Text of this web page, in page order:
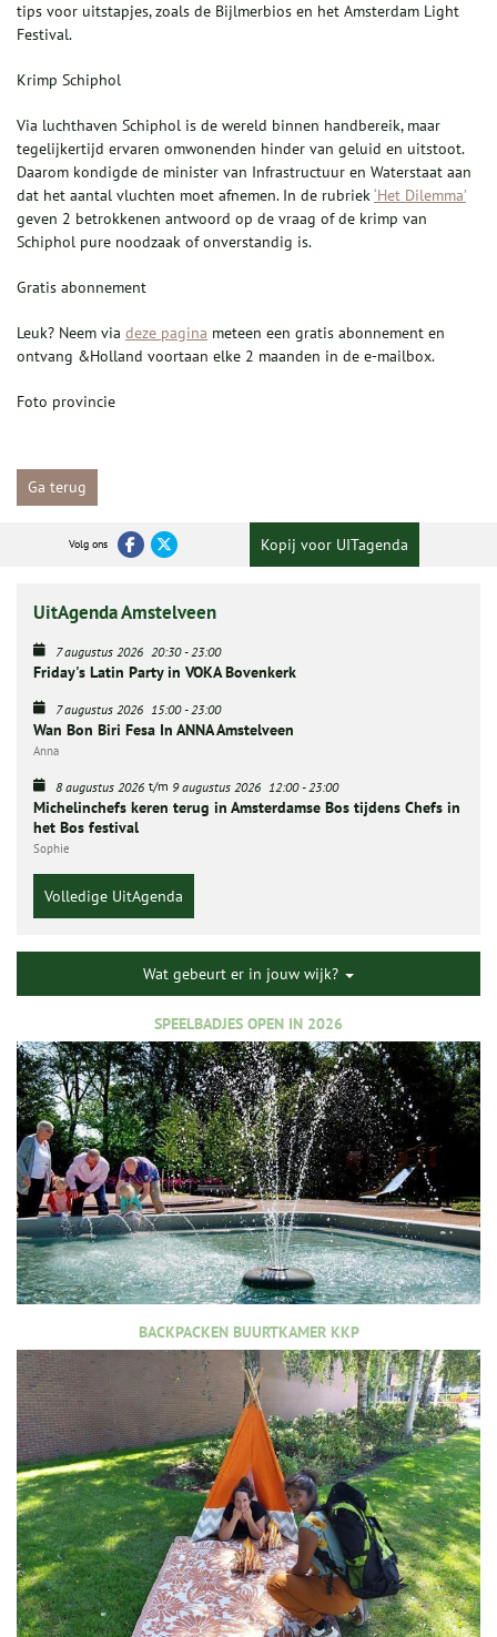
tips voor uitstapjes, zoals de Bijlmerbios en het Amsterdam Light
Festival.
Krimp Schiphol
Via luchthaven Schiphol is de wereld binnen handbereik, maar
tegelijkertijd ervaren omwonenden hinder van geluid en uitstoot.
Daarom kondigde de minister van Infrastructuur en Waterstaat aan
dat het aantal vluchten moet afnemen. In de rubriek‘Het Dilemma’
geven 2 betrokkenen antwoord op de vraag of de krimp van
Schiphol pure noodzaak of onverstandig is.
Gratis abonnement
Leuk? Neem via deze pagina meteen een gratis abonnement en
ontvang &Holland voortaan elke 2 maanden in de e-mailbox.
Foto provincie
Ga terug
Volg ons Kopij voor UITagenda
UitAgenda Amstelveen
7 augustus 2026 20:30-23:00
Friday's Latin Party in VOKA Bovenkerk
7 augustus 2026 15:00-23:00
Wan Bon Biri Fesa In ANNA Amstelveen
Anna
8 augustus 2026 t/m 9 augustus 2026 12:00-23:00
Michelinchefs keren terug in Amsterdamse Bos tijdens Chefs in
het Bos festival
Sophie
Volledige UitAgenda
Wat gebeurt er in jouw wijk?
SPEELBADJES OPEN IN 2026
BACKPACKEN BUURTKAMER KKP